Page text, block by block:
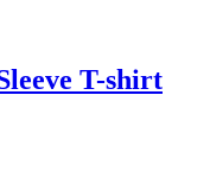
T-shirt